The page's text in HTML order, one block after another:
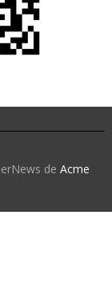
de Acme